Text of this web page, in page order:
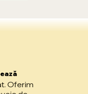
Oferim